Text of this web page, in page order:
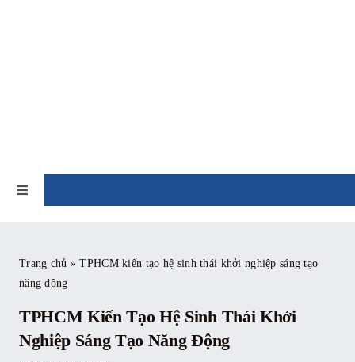
Toggle
Navigation
Giới thiệu
Tin tức
Trang chủ »TPHCM kiến tạo hệ sinh thái khởi nghiệp sáng tạo
năng động
TPHCM Kiến Tạo Hệ Sinh Thái Khởi
Nghiệp Sáng Tạo Năng Động